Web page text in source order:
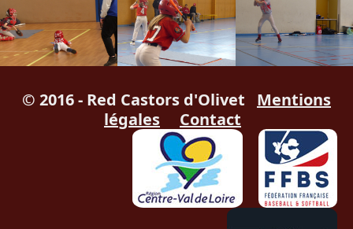
© 2016 - Red Castors d'Olivet
Mentions
légales
Contact